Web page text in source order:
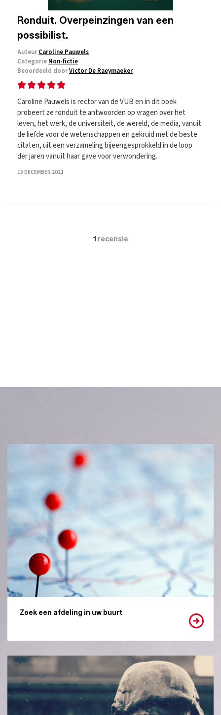
Ronduit. Overpeinzingen van een
possibilist.
Auteur Caroline Pauwels
Categorie Non-fictie
Beoordeeld doorVictor De Raeymaeker
Caroline Pauwels is rector van de VUB en in dit boek
probeert ze ronduit te antwoorden op vragen over het
leven, het werk, de universiteit, de wereld, de media, vanuit
de liefde voor de wetenschappen en gekruid met de beste
citaten, uit een verzameling bijeengesprokkeld in de loop
der jaren vanuit haar gave voor verwondering.
13 DECEMBER 2021
1 recensie
Zoek een afdeling in uw buurt